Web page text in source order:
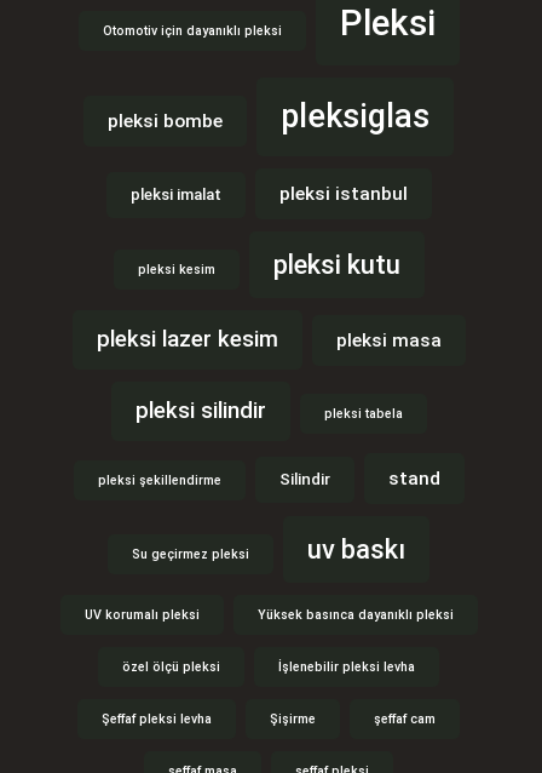
Otomotiv için dayanıklı pleksi Pleksi
pleksi bombe pleksiglas
pleksi imalat pleksi istanbul
pleksi kesim pleksi kutu
pleksi lazer kesim pleksi masa
pleksi silindir pleksi tabela
pleksi şekillendirme Silindir stand
Su geçirmez pleksi uv baskı
UV korumalı pleksi Yüksek basınca dayanıklı pleksi
özel ölçü pleksi İşlenebilir pleksi levha
Şeffaf pleksi levha Şişirme şeffaf cam